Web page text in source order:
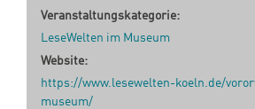
Veranstaltungskategorie:
LeseWelten im Museum
Website:
https://www.lesewelten-koeln.de/
museum/